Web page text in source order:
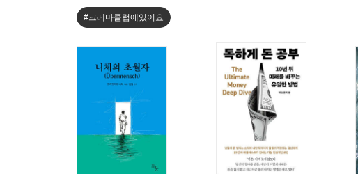
#크레마클럽에있어요